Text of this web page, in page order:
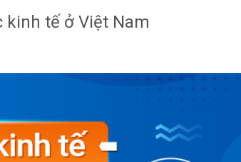
kinh tế ở Việt Nam